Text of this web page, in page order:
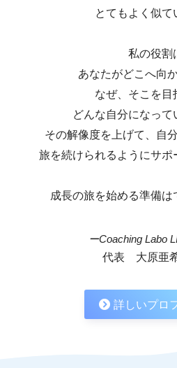
とてもよく似て
私の役割
あなたがどこへ向
なぜ、そこを目
どんな自分になって
その解像度を上げて、自
旅を続けられるようにサポ
成長の旅を始める準備は
ーCoaching Labo
代表 大原亜
詳しいプロ